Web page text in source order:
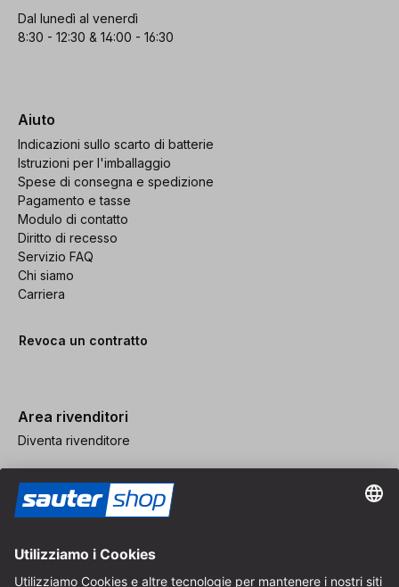
Dal lunedì al venerdì
8:30 - 12:30 & 14:00 - 16:30
Aiuto
Indicazioni sullo scarto di batterie
Istruzioni per l'imballaggio
Spese di consegna e spedizione
Pagamento e tasse
Modulo di contatto
Diritto di recesso
Servizio FAQ
Chi siamo
Carriera
Revoca un contratto
Area rivenditori
Diventa rivenditore